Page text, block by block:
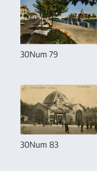
30Num 79
30Num 83